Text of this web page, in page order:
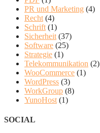
PR und Marketing (4)
Recht (4)
Schrift (1)
Sicherheit (37)
Software (25)
Strategie (1)
Telekommunikation (2)
WooCommerce (1)
WordPress (3)
WorkGroup (8)
YunoHost (1)
SOCIAL